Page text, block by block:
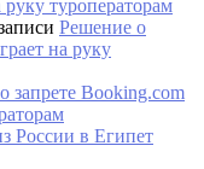
туроператорам
Решение о
на руку
запрете Booking.com
России в Египет